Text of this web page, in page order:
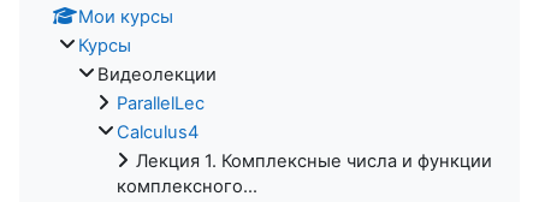
Мои курсы
Курсы
Видеолекции
ParallelLec
Calculus4
Лекция 1. Комплексные числа и функции
комплексного...